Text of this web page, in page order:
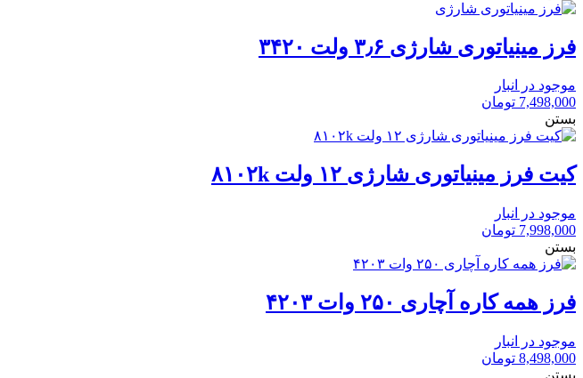
فرز مینیاتوری شارژی ۳٫۶ ولت ۳۴۲۰
موجود در انبار
7,498,000 تومان
بستن
کیت فرز مینیاتوری شارژی ۱۲ ولت ۸۱۰۲k
موجود در انبار
7,998,000 تومان
بستن
فرز همه کاره آچاری ۲۵۰ وات ۴۲۰۳
موجود در انبار
8,498,000 تومان
بستن